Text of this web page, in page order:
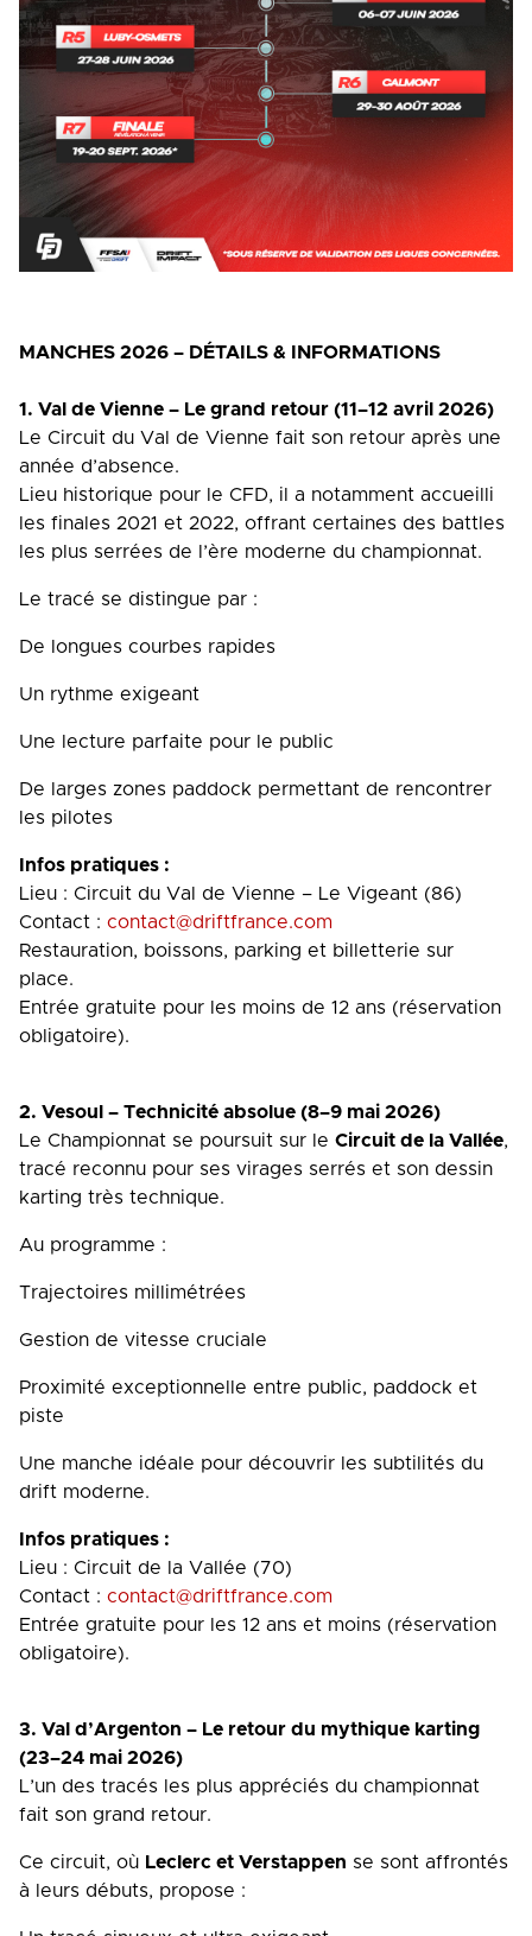
MANCHES 2026 – DÉTAILS & INFORMATIONS
1. Val de Vienne – Le grand retour (11–12 avril 2026)
Le Circuit du Val de Vienne fait son retour après une
année d’absence.
Lieu historique pour le CFD, il a notamment accueilli
les finales 2021 et 2022, offrant certaines des battles
les plus serrées de l’ère moderne du championnat.
Le tracé se distingue par :
De longues courbes rapides
Un rythme exigeant
Une lecture parfaite pour le public
De larges zones paddock permettant de rencontrer
les pilotes
Infos pratiques :
Lieu : Circuit du Val de Vienne – Le Vigeant (86)
Contact : contact@driftfrance.com
Restauration, boissons, parking et billetterie sur
place.
Entrée gratuite pour les moins de 12 ans (réservation
obligatoire).
2. Vesoul – Technicité absolue (8–9 mai 2026)
Le Championnat se poursuit sur le Circuit de la Vallée,
tracé reconnu pour ses virages serrés et son dessin
karting très technique.
Au programme :
Trajectoires millimétrées
Gestion de vitesse cruciale
Proximité exceptionnelle entre public, paddock et
piste
Une manche idéale pour découvrir les subtilités du
drift moderne.
Infos pratiques :
Lieu : Circuit de la Vallée (70)
Contact : contact@driftfrance.com
Entrée gratuite pour les 12 ans et moins (réservation
obligatoire).
3. Val d’Argenton – Le retour du mythique karting
(23–24 mai 2026)
L’un des tracés les plus appréciés du championnat
fait son grand retour.
Ce circuit, où Leclerc et Verstappen se sont affrontés
à leurs débuts, propose :